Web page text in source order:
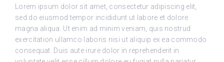
Lorem ipsum dolor sit amet, consectetur adipiscing elit,
sed do eiusmod tempor incididunt ut labore et dolore
magna aliqua. Ut enim ad minim veniam, quis nostrud
exercitation ullamco laboris nisi ut aliquip ex ea commodo
consequat. Duis aute irure dolor in reprehenderit in